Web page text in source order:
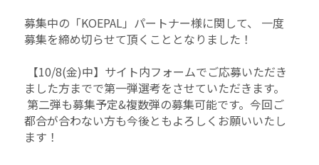
募集中の「KOEPAL」パートナー様に関して、 一度
募集を締め切らせて頂くこととなりました！
【10/8(金)中】サイト内フォームでご応募いただき
ました方までで第一弾選考をさせていただきます。
第二弾も募集予定&複数弾の募集可能です。今回ご
都合が合わない方も今後ともよろしくお願いいたし
ます！